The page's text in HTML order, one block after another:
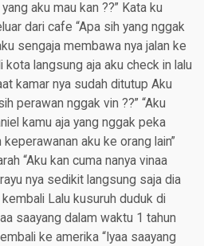
aku mau kan ??” Kata ku
dari cafe “Apa sih yang nggak
sengaja membawa nya jalan ke
kota langsung aja aku check in lalu
kamar nya sudah ditutup Aku
perawan nggak vin ??” “Aku
kamu aja yang nggak peka
aku ke orang lain”
“Aku kan cuma nanya vinaa
nya sedikit langsung saja dia
kembali Lalu kusuruh duduk di
saayang dalam waktu 1 tahun
ke amerika “Iyaa saayang